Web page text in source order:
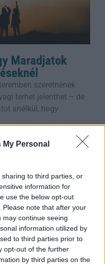
Personal
to third parties, or
information for
use the below opt-out
note that after your
continue seeing
information utilized by
to third parties prior to
opt-out of the further
by third parties on the
Maradjatok
szeretnének
terhet jelenthet – de
anélkül, hogy